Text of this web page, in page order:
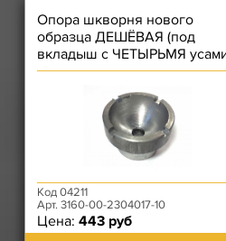
Опора шкворня нового
образца ДЕШЁВАЯ (под
вкладыш с ЧЕТЫРЬМЯ
Код 04211
Арт. 3160-00-2304017-10
Цена: 443 руб